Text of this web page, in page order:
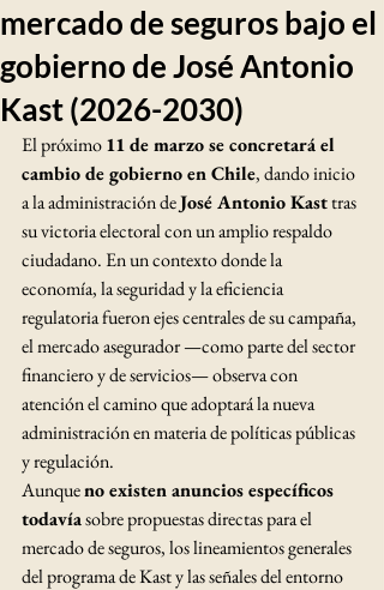
mercado de seguros bajo el
gobierno de José Antonio
Kast (2026-2030)
El próximo 11 de marzo se concretará el
cambio de gobierno en Chile, dando inicio
a la administración de José Antonio Kast tras
su victoria electoral con un amplio respaldo
ciudadano. En un contexto donde la
economía, la seguridad y la eficiencia
regulatoria fueron ejes centrales de su campaña,
el mercado asegurador —como parte del sector
financiero y de servicios— observa con
atención el camino que adoptará la nueva
administración en materia de políticas públicas
y regulación.
Aunque no existen anuncios específicos
todavía sobre propuestas directas para el
mercado de seguros, los lineamientos generales
del programa de Kast y las señales del entorno